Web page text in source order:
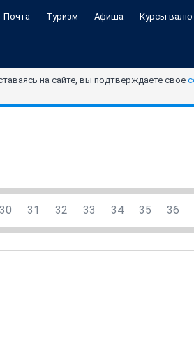
Почта Туризм Афиша Курсы
на сайте, вы подтверждаете свое
30 31 32 33 34 35 36